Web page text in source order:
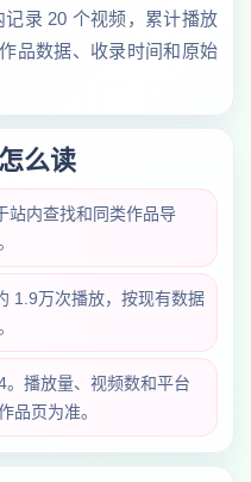
记录 20 个视频，累计播放
品数据、收录时间和原始
么读
站内查找和同类作品导
1.9万次播放，按现有数据
播放量、视频数和平台
品页为准。